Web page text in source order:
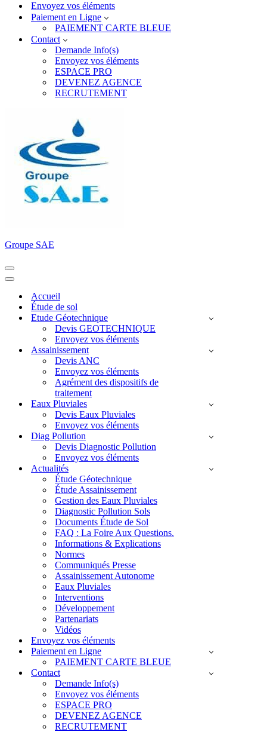
Envoyez vos éléments
Paiement en Ligne
PAIEMENT CARTE BLEUE
Contact
Demande Info(s)
Envoyez vos éléments
ESPACE PRO
DEVENEZ AGENCE
RECRUTEMENT
Groupe SAE
Menu
de
Menu
navigationAccueil
Étude de sol
Etude Géotechnique
Devis GEOTECHNIQUE
Envoyez vos éléments
Assainissement
Devis ANC
Envoyez vos éléments
Agrément des dispositifs de
traitement
Eaux Pluviales
Devis Eaux Pluviales
Envoyez vos éléments
Diag Pollution
Devis Diagnostic Pollution
Envoyez vos éléments
Actualités
Étude Géotechnique
Étude Assainissement
Gestion des Eaux Pluviales
Diagnostic Pollution Sols
Documents Étude de Sol
FAQ : La Foire Aux Questions.
Informations & Explications
Normes
Communiqués Presse
Assainissement Autonome
Eaux Pluviales
Interventions
Développement
Partenariats
Vidéos
Envoyez vos éléments
Paiement en Ligne
PAIEMENT CARTE BLEUE
Contact
Demande Info(s)
Envoyez vos éléments
ESPACE PRO
DEVENEZ AGENCE
RECRUTEMENT